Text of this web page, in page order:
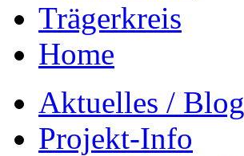
Trägerkreis
Home
Aktuelles / Blog
Projekt-Info